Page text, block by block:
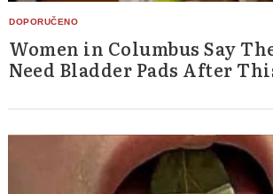
Women in Columbus Say
Need Bladder Pads After